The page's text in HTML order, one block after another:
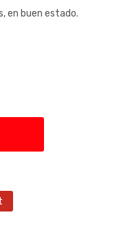
en buen estado.